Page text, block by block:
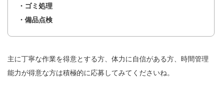
・ゴミ処理
・備品点検
主に丁寧な作業を得意とする方、体力に自信がある方、時間管理
能力が得意な方は積極的に応募してみてくださいね。